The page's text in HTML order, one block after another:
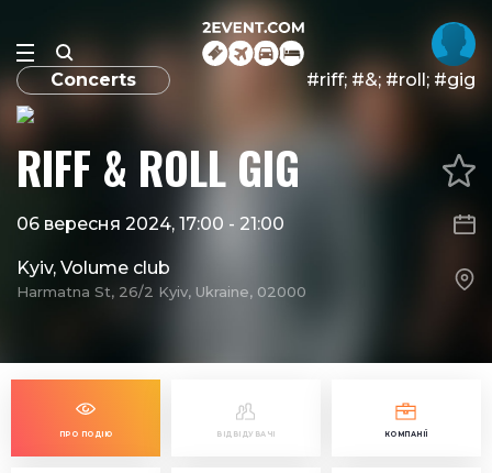
Concerts #riff; #&; #roll; #gig
RIFF & ROLL GIG
06 вересня 2024, 17:00 - 21:00
Kyiv, Volume club
Harmatna St, 26/2 Kyiv, Ukraine, 02000
ПРО ПОДІЮ ВІДВІДУВАЧІ КОМПАНІЇ